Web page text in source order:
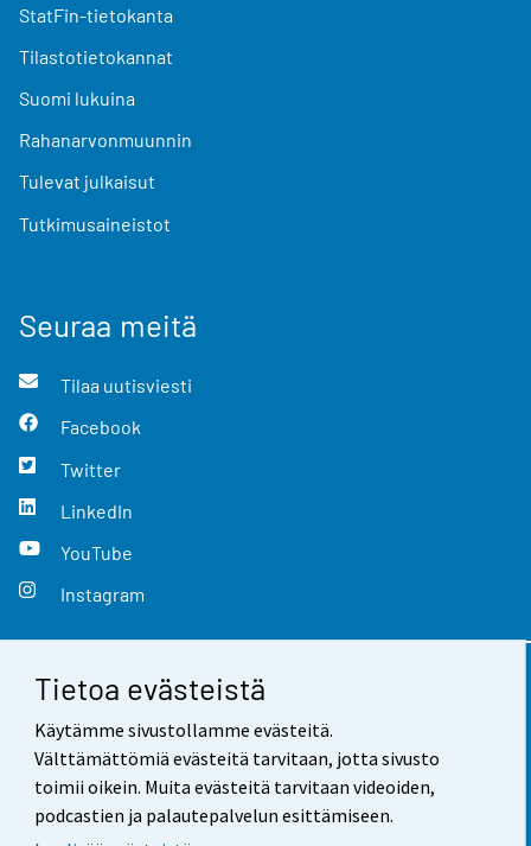
Tietoa evästeistä
Käytämme sivustollamme evästeitä.
Välttämättömiä evästeitä tarvitaan, jotta sivusto
toimii oikein. Muita evästeitä tarvitaan videoiden,
podcastien ja palautepalvelun esittämiseen.
StatFin-tietokanta
Tilastotietokannat
Suomi lukuina
Rahanarvonmuunnin
Tulevat julkaisut
Tutkimusaineistot
Seuraa meitä
Tilaa uutisviesti
Facebook
Twitter
LinkedIn
YouTube
Instagram
Yhteystiedot
Palaute
Käyttöehdot